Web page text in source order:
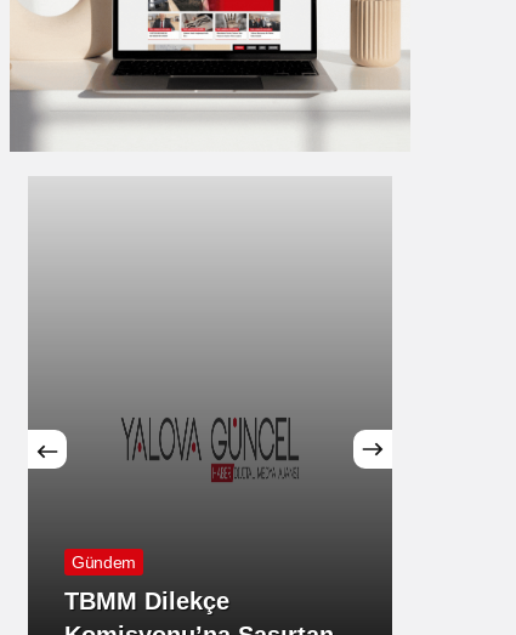
TBMM Dilekçe
Komisyonu’na Şaşırtan